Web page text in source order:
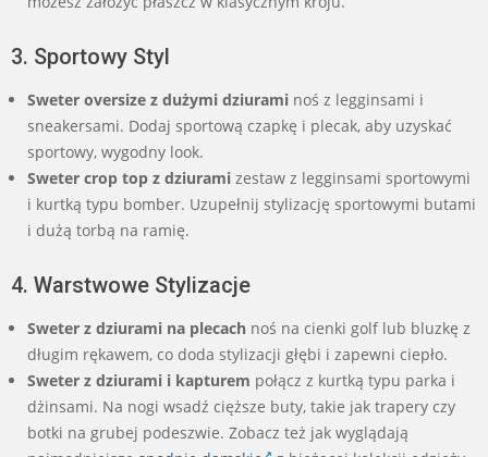
3. Sportowy Styl
Sweter oversize z dużymi dziurami noś z legginsami i
sneakersami. Dodaj sportową czapkę i plecak, aby uzyskać
sportowy, wygodny look.
Sweter crop top z dziurami zestaw z legginsami sportowymi
i kurtką typu bomber. Uzupełnij stylizację sportowymi butami
i dużą torbą na ramię.
4. Warstwowe Stylizacje
Sweter z dziurami na plecach noś na cienki golf lub bluzkę z
długim rękawem, co doda stylizacji głębi i zapewni ciepło.
Sweter z dziurami i kapturem połącz z kurtką typu parka i
dżinsami. Na nogi wsadź cięższe buty, takie jak trapery czy
botki na grubej podeszwie. Zobacz też jak wyglądają